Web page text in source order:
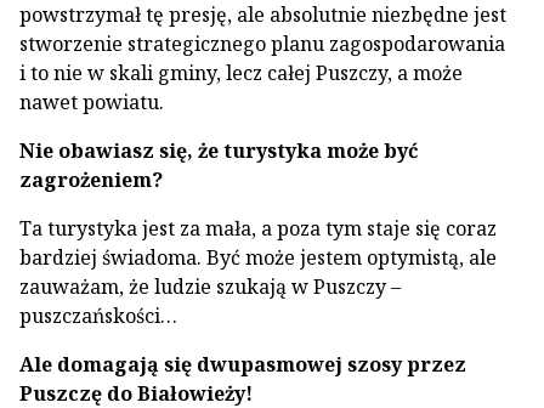
powstrzymał tę presję, ale absolutnie niezbędne jest
stworzenie strategicznego planu zagospodarowania
i to nie w skali gminy, lecz całej Puszczy, a może
nawet powiatu.
Nie obawiasz się, że turystyka może być
zagrożeniem?
Ta turystyka jest za mała, a poza tym staje się coraz
bardziej świadoma. Być może jestem optymistą, ale
zauważam, że ludzie szukają w Puszczy –
puszczańskości…
Ale domagają się dwupasmowej szosy przez
Puszczę do Białowieży!